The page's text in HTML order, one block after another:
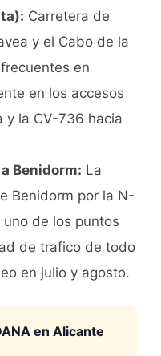
Carretera de
y el Cabo de la
en
en los accesos
y la CV-736 hacia
Benidorm: La
Benidorm por la N-
de los puntos
de trafico de todo
en julio y agosto.
en Alicante